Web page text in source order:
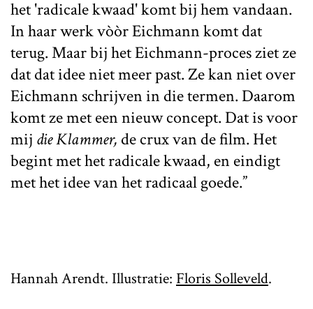
het 'radicale kwaad' komt bij hem vandaan.
In haar werk vòòr Eichmann komt dat
terug. Maar bij het Eichmann-proces ziet ze
dat dat idee niet meer past. Ze kan niet over
Eichmann schrijven in die termen. Daarom
komt ze met een nieuw concept. Dat is voor
mij die Klammer, de crux van de film. Het
begint met het radicale kwaad, en eindigt
met het idee van het radicaal goede.”
Hannah Arendt. Illustratie: Floris Solleveld.